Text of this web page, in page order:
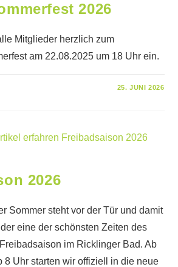
2026
Mitglieder herzlich zum
am 22.08.2025 um 18 Uhr ein.
25. JUNI 2026
2026
Sommer steht vor der Tür und damit
eine der schönsten Zeiten des
im Ricklinger Bad. Ab
8 Uhr starten wir offiziell in die neue